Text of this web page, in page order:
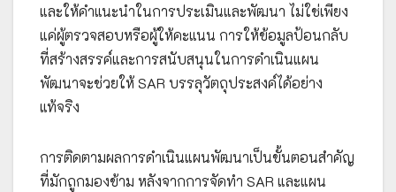
และให้คำแนะนำในการประเมินและพัฒนา ไม่ใช่เพียง
แค่ผู้ตรวจสอบหรือผู้ให้คะแนน การให้ข้อมูลป้อนกลับ
ที่สร้างสรรค์และการสนับสนุนในการดำเนินแผน
พัฒนาจะช่วยให้ SAR บรรลุวัตถุประสงค์ได้อย่าง
แท้จริง
การติดตามผลการดำเนินแผนพัฒนาเป็นขั้นตอนสำคัญ
ที่มักถูกมองข้าม หลังจากการจัดทำ SAR และแผน